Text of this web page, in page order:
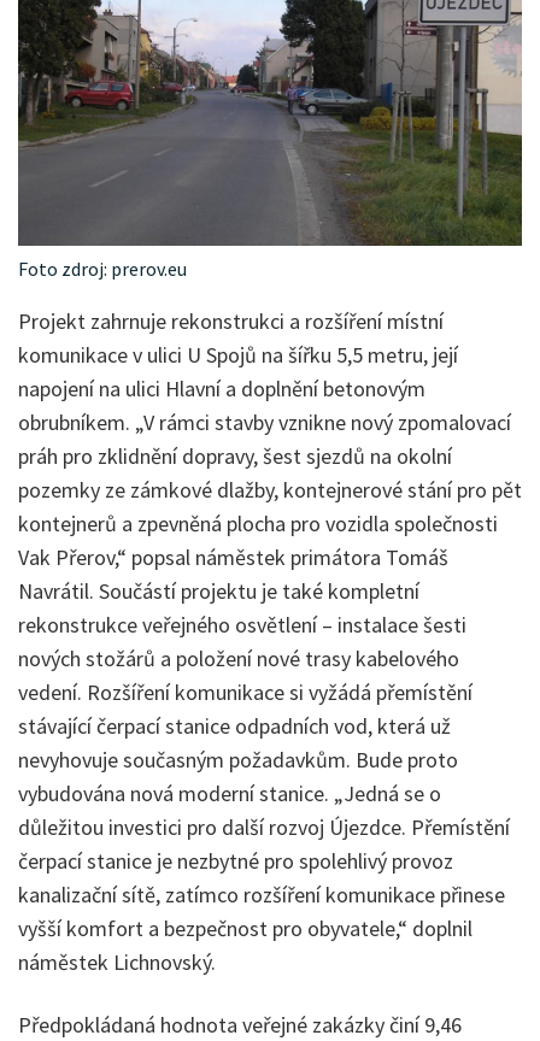
Foto zdroj: prerov.eu
Projekt zahrnuje rekonstrukci a rozšíření místní
komunikace v ulici U Spojů na šířku 5,5 metru, její
napojení na ulici Hlavní a doplnění betonovým
obrubníkem. „V rámci stavby vznikne nový zpomalovací
práh pro zklidnění dopravy, šest sjezdů na okolní
pozemky ze zámkové dlažby, kontejnerové stání pro pět
kontejnerů a zpevněná plocha pro vozidla společnosti
Vak Přerov,“ popsal náměstek primátora Tomáš
Navrátil. Součástí projektu je také kompletní
rekonstrukce veřejného osvětlení – instalace šesti
nových stožárů a položení nové trasy kabelového
vedení. Rozšíření komunikace si vyžádá přemístění
stávající čerpací stanice odpadních vod, která už
nevyhovuje současným požadavkům. Bude proto
vybudována nová moderní stanice. „Jedná se o
důležitou investici pro další rozvoj Újezdce. Přemístění
čerpací stanice je nezbytné pro spolehlivý provoz
kanalizační sítě, zatímco rozšíření komunikace přinese
vyšší komfort a bezpečnost pro obyvatele,“ doplnil
náměstek Lichnovský.
Předpokládaná hodnota veřejné zakázky činí 9,46